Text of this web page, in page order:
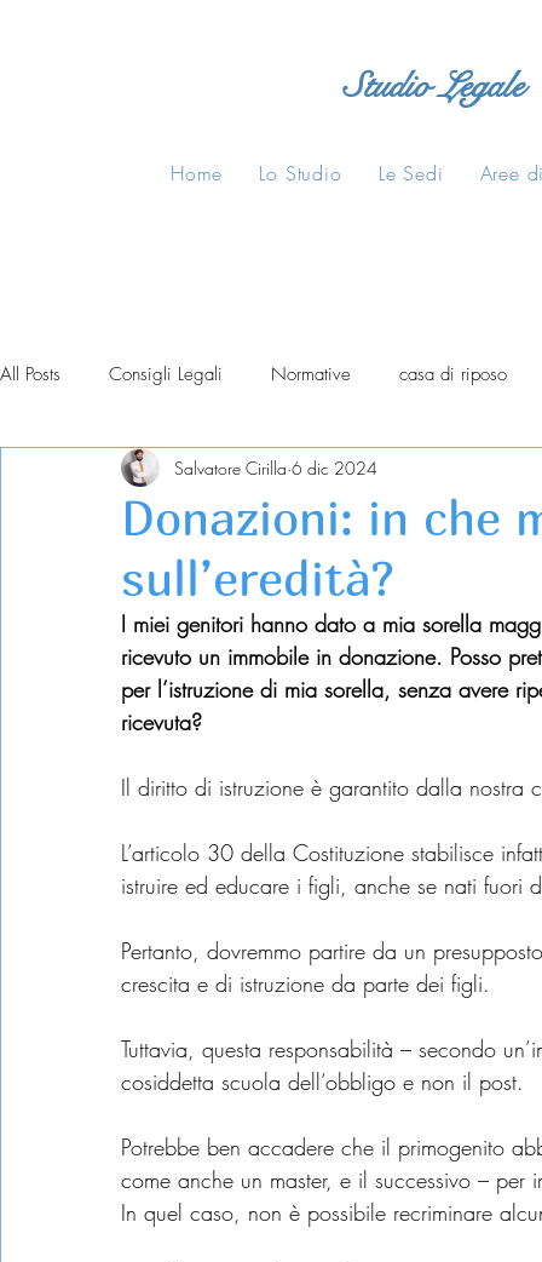
Studio Legale
Home Lo Studio Le Sedi Aree
All Posts Consigli Legali Normative casa di riposo
Donazioni: in che
sull’eredità?
Salvatore Cirilla 6 dic 2024
I miei genitori hanno dato a mia sorella
ricevuto un immobile in donazione. Posso
per l’istruzione di mia sorella, senza avere
ricevuta?
Il diritto di istruzione è garantito dalla nostra
L’articolo 30 della Costituzione stabilisce
istruire ed educare i figli, anche se nati fuori
Pertanto, dovremmo partire da un
crescita e di istruzione da parte dei figli.
Tuttavia, questa responsabilità – secondo
cosiddetta scuola dell’obbligo e non il post.
Potrebbe ben accadere che il primogenito
come anche un master, e il successivo –
In quel caso, non è possibile recriminare